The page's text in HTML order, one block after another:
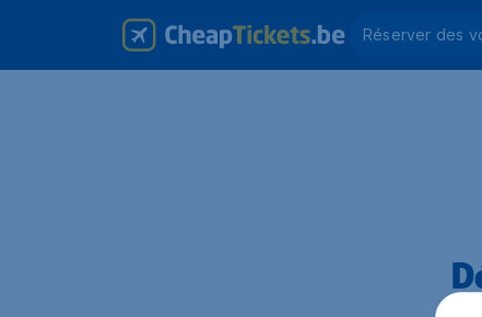
Réserver des